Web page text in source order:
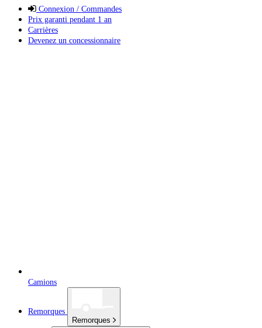
Connexion / Commandes
Prix garanti pendant 1 an
Carrières
Devenez un concessionnaire
Camions
Remorques
Remorques